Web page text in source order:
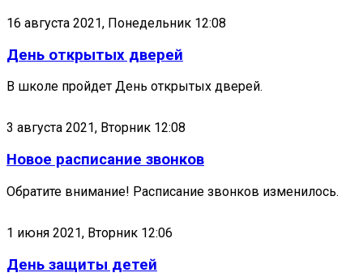
16 августа 2021, Понедельник 12:08
День открытых дверей
В школе пройдет День открытых дверей.
3 августа 2021, Вторник 12:08
Новое расписание звонков
Обратите внимание! Расписание звонков изменилось.
1 июня 2021, Вторник 12:06
День защиты детей